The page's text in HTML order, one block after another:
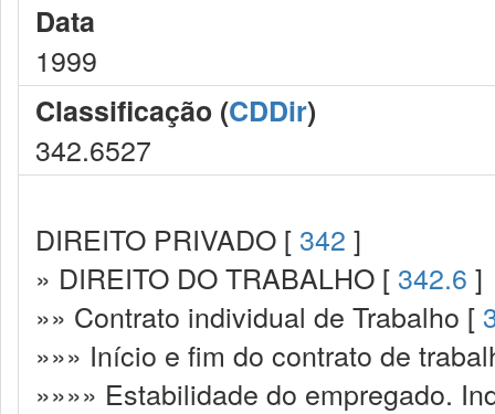
Data
1999
Classificação (CDDir)
342.6527
DIREITO PRIVADO [ 342 ]
» DIREITO DO TRABALHO [ 342.6 ]
»» Contrato individual de Trabalho [
»»» Início e fim do contrato de
»»»» Estabilidade do empregado.